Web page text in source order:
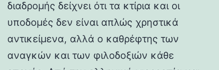
διαδρομής δείχνει ότι τα κτίρια και οι
υποδομές δεν είναι απλώς χρηστικά
αντικείμενα, αλλά ο καθρέφτης των
αναγκών και των φιλοδοξιών κάθε